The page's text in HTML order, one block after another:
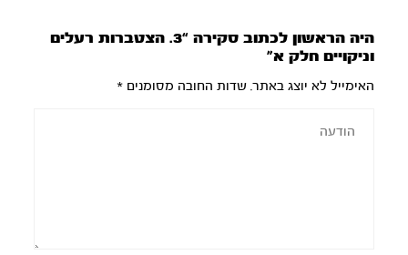
היה הראשון לכתוב סקירה “3. הצטברות רעלים
וניקויים חלק א”
האימייל לא יוצג באתר. שדות החובה מסומנים*